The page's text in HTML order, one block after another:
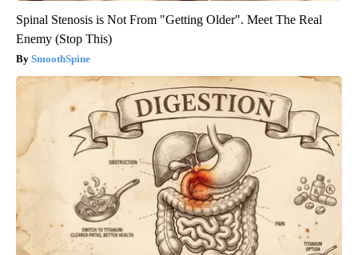
Spinal Stenosis is Not From "Getting Older". Meet The Real
Enemy (Stop This)
SmoothSpine